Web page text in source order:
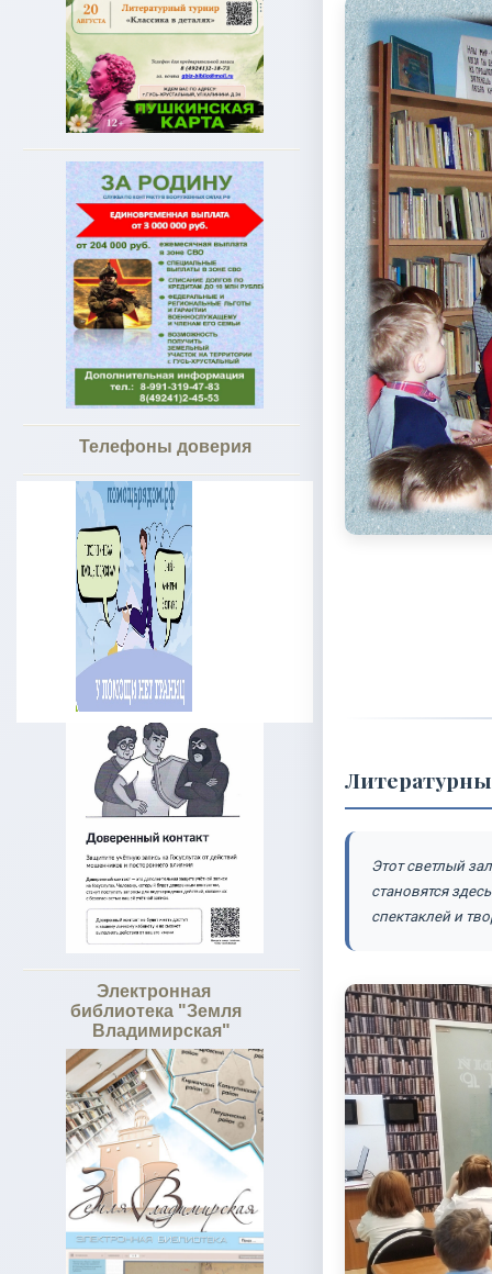
Телефоны доверия
Электронная
библиотека "Земля
Владимирская"
Этот светлый
становятся
спектаклей и